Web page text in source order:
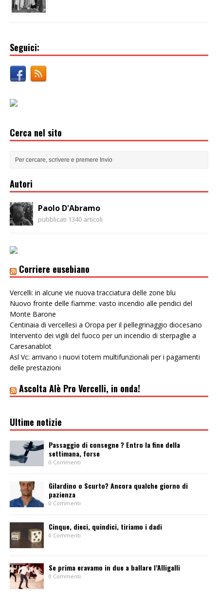
Seguici:
Cerca nel sito
Autori
Paolo D'Abramo
pubblicati 1340 articoli
Corriere eusebiano
Vercelli: in alcune vie nuova tracciatura delle zone blu
Nuovo fronte delle fiamme: vasto incendio alle pendici del
Monte Barone
Centinaia di vercellesi a Oropa per il pellegrinaggio diocesano
Intervento dei vigili del fuoco per un incendio di sterpaglie a
Caresanablot
Asl Vc: arrivano i nuovi totem multifunzionali per i pagamenti
delle prestazioni
Ascolta Alè Pro Vercelli, in onda!
Ultime notizie
Passaggio di consegne ? Entro la fine della
settimana, forse
0 Commenti
Gilardino o Scurto? Ancora qualche giorno di
pazienza
0 Commenti
Cinque, dieci, quindici, tiriamo i dadi
0 Commenti
Se prima eravamo in due a ballare l’Alligalli
0 Commenti